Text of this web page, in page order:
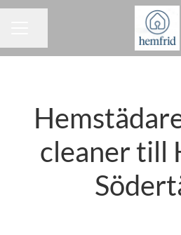
cleaner till